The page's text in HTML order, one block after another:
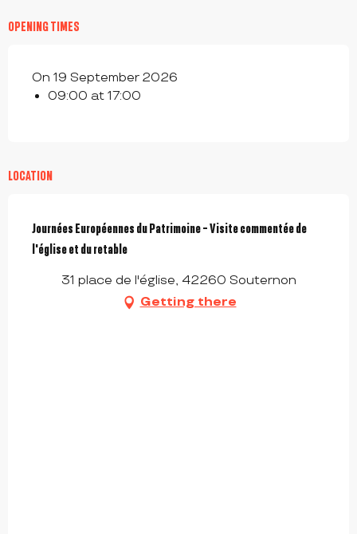
OPENING TIMES
On 19 September 2026
09:00 at 17:00
LOCATION
Journées Européennes du Patrimoine - Visite commentée de
l'église et du retable
31 place de l'église, 42260 Souternon
Getting there